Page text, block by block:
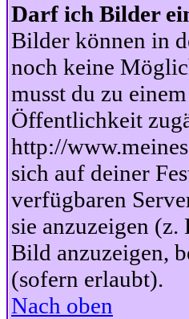
Darf ich Bilder
Bilder können in
noch keine
musst du zu
Öffentlichkeit
http://
sich auf deiner
verfügbaren
sie anzuzeigen
Bild anzuzeigen,
(sofern erlaubt).
Nach oben